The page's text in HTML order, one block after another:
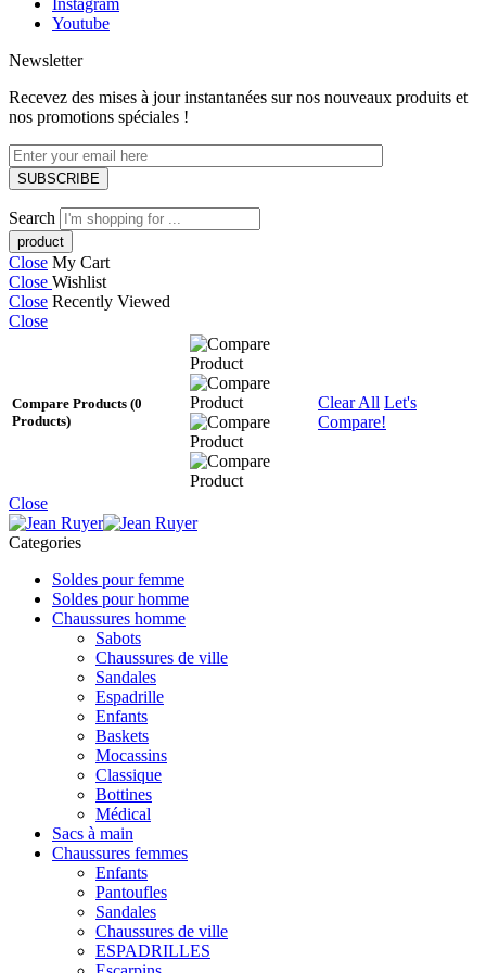
Youtube
Newsletter
Recevez des mises à jour instantanées sur nos nouveaux produits et
nos promotions spéciales !
Search
Close My Cart
Close Wishlist
Close Recently Viewed
Close
Compare Products (0
Products)
Clear All Let's
Compare!
Close
Categories
Soldes pour femme
Soldes pour homme
Chaussures homme
Sabots
Chaussures de ville
Sandales
Espadrille
Enfants
Baskets
Mocassins
Classique
Bottines
Médical
Sacs à main
Chaussures femmes
Enfants
Pantoufles
Sandales
Chaussures de ville
ESPADRILLES